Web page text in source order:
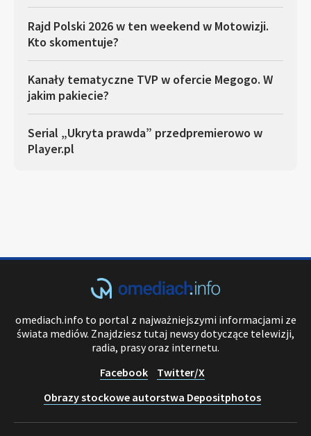
Rajd Polski 2026 w ten weekend w Motowizji.
Kto skomentuje?
Kanały tematyczne TVP w ofercie Megogo. W
jakim pakiecie?
Serial „Ukryta prawda” przedpremierowo w
Player.pl
omediach.info to portal z najważniejszymi informacjami ze
świata mediów. Znajdziesz tutaj newsy dotyczące telewizji,
radia, prasy oraz internetu.
Facebook
Twitter/X
Obrazy stockowe autorstwa Depositphotos